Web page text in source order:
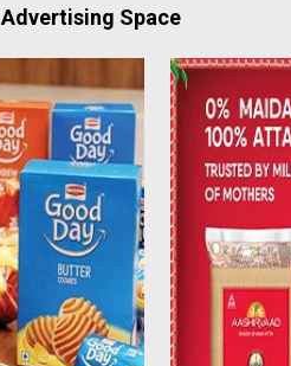
Advertising Space